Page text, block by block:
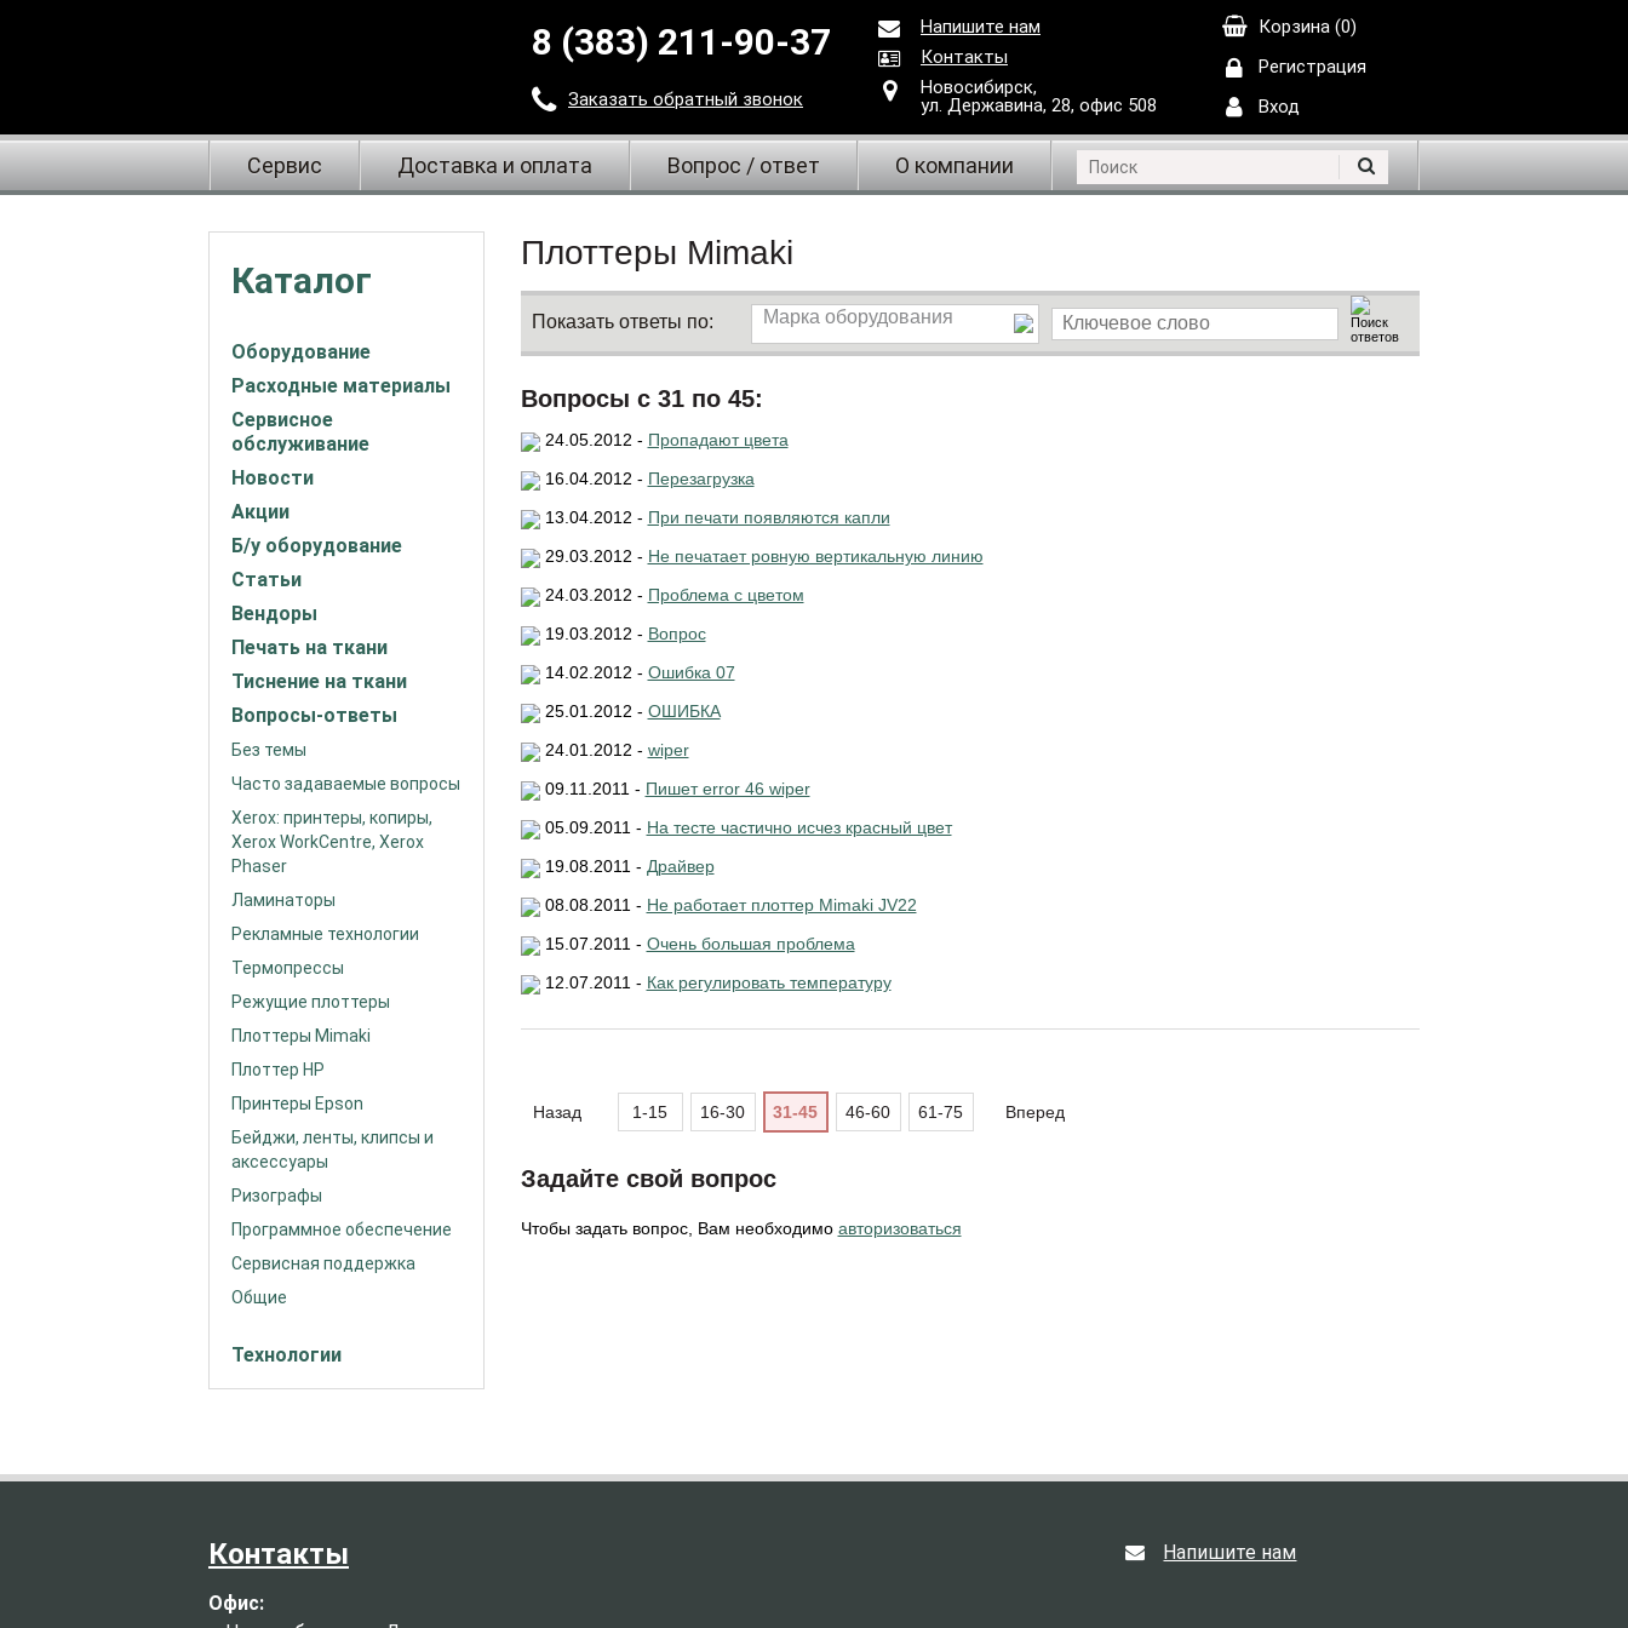
8 (383) 211-90-37
Заказать обратный звонок
Напишите нам
Контакты
Новосибирск,
ул. Державина, 28, офис 508
Корзина (0)
Регистрация
Вход
Сервис Доставка и оплата Вопрос / ответ О компании
Каталог
Оборудование
Расходные материалы
Сервисное
обслуживание
Новости
Акции
Б/у оборудование
Статьи
Вендоры
Печать на ткани
Тиснение на ткани
Вопросы-ответы
Без темы
Часто задаваемые вопросы
Xerox: принтеры, копиры,
Xerox WorkCentre, Xerox
Phaser
Ламинаторы
Рекламные технологии
Термопрессы
Режущие плоттеры
Плоттеры Mimaki
Плоттер HP
Принтеры Epson
Бейджи, ленты, клипсы и
аксессуары
Ризографы
Программное обеспечение
Сервисная поддержка
Общие
Технологии
Плоттеры Mimaki
Показать ответы по: Марка оборудования
Вопросы с 31 по 45:
24.05.2012 - Пропадают цвета
16.04.2012 - Перезагрузка
13.04.2012 - При печати появляются капли
29.03.2012 - Не печатает ровную вертикальную линию
24.03.2012 - Проблема с цветом
19.03.2012 - Вопрос
14.02.2012 - Ошибка 07
25.01.2012 - ОШИБКА
24.01.2012 - wiper
09.11.2011 - Пишет error 46 wiper
05.09.2011 - На тесте частично исчез красный цвет
19.08.2011 - Драйвер
08.08.2011 - Не работает плоттер Mimaki JV22
15.07.2011 - Очень большая проблема
12.07.2011 - Как регулировать температуру
Назад 1-15 16-30 31-45 46-60 61-75 Вперед
Задайте свой вопрос
Чтобы задать вопрос, Вам необходимо авторизоваться
Контакты
Офис:
Напишите нам